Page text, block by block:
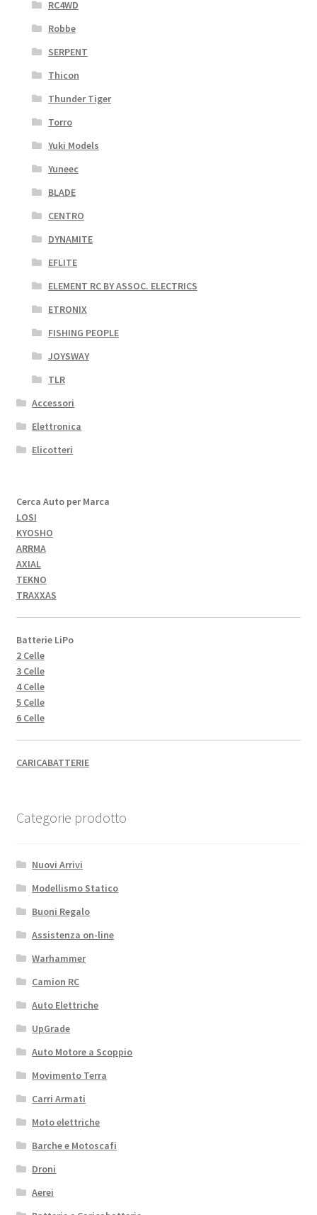
RC4WD
Robbe
SERPENT
Thicon
Thunder Tiger
Torro
Yuki Models
Yuneec
BLADE
CENTRO
DYNAMITE
EFLITE
ELEMENT RC BY ASSOC. ELECTRICS
ETRONIX
FISHING PEOPLE
JOYSWAY
TLR
Accessori
Elettronica
Elicotteri
Cerca Auto per Marca
LOSI
KYOSHO
ARRMA
AXIAL
TEKNO
TRAXXAS
Batterie LiPo
2 Celle
3 Celle
4 Celle
5 Celle
6 Celle
CARICABATTERIE
Categorie prodotto
Nuovi Arrivi
Modellismo Statico
Buoni Regalo
Assistenza on-line
Warhammer
Camion RC
Auto Elettriche
UpGrade
Auto Motore a Scoppio
Movimento Terra
Carri Armati
Moto elettriche
Barche e Motoscafi
Droni
Aerei